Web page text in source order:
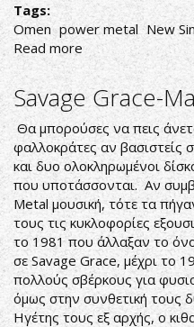
Tags:
Omen power metal New
Read moreabout
ΟΙ
OMEN
ΖΩΝΤΑΝΕΥΟΥΝ
ΜΕ
ΕΛΛΗΝΙΚΟ
ΑΙΜΑ
ΜΕΣΑ
ΤΟΥΣ
Savage Grace-
Θα μπορούσες να πεις
φαλλοκράτες αν
και δυο ολοκληρωμένοι
που υποτάσσονται. Αν
Metal μουσική, τότε τα
τους τις κυκλοφορίες
το 1981 που άλλαξαν το
σε Savage Grace, μέχρι το
πολλούς σβέρκους για
όμως στην συνθετική τους
Ηγέτης τους εξ αρχής, ο